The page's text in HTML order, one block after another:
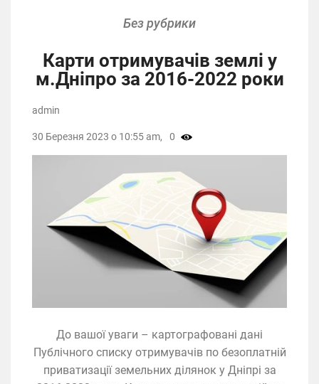
Без рубрики
Карти отримувачів землі у
м.Дніпро за 2016-2022 роки
До вашої уваги – картографовані дані
Публічного списку отримувачів по безоплатній
приватизації земельних ділянок у Дніпрі за
admin
30 Березня 2023 о 10:55 am, 0